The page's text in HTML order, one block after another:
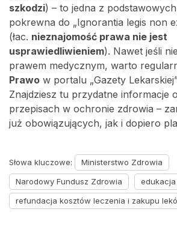
szkodzi) – to jedna z
pokrewna do „Ignorantia legis non
(łac. nieznajomość prawa nie jest
usprawiedliwieniem). Nawet jeśli
prawem medycznym, warto
Prawo w portalu „Gazety
Znajdziesz tu przydatne informacje
przepisach w ochronie zdrowia –
już obowiązujących, jak i dopiero
Słowa kluczowe:
Ministerstwo Zdrowia
Narodowy Fundusz Zdrowia
refundacja kosztów leczenia i zakupu